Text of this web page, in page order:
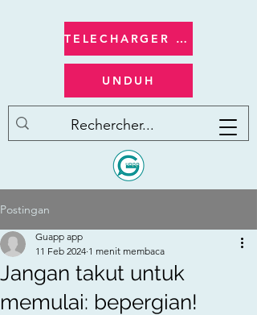
UNDUH
TELECHARGER apple/ios
Postingan
Jangan takut untuk
memulai: bepergian!
Guapp app
11 Feb 2024 1 menit membaca